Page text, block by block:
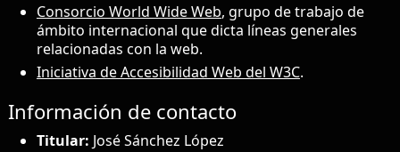
Consorcio World Wide Web, grupo de trabajo de
ámbito internacional que dicta líneas generales
relacionadas con la web.
Iniciativa de Accesibilidad Web del W3C.
Información de contacto
Titular: José Sánchez López